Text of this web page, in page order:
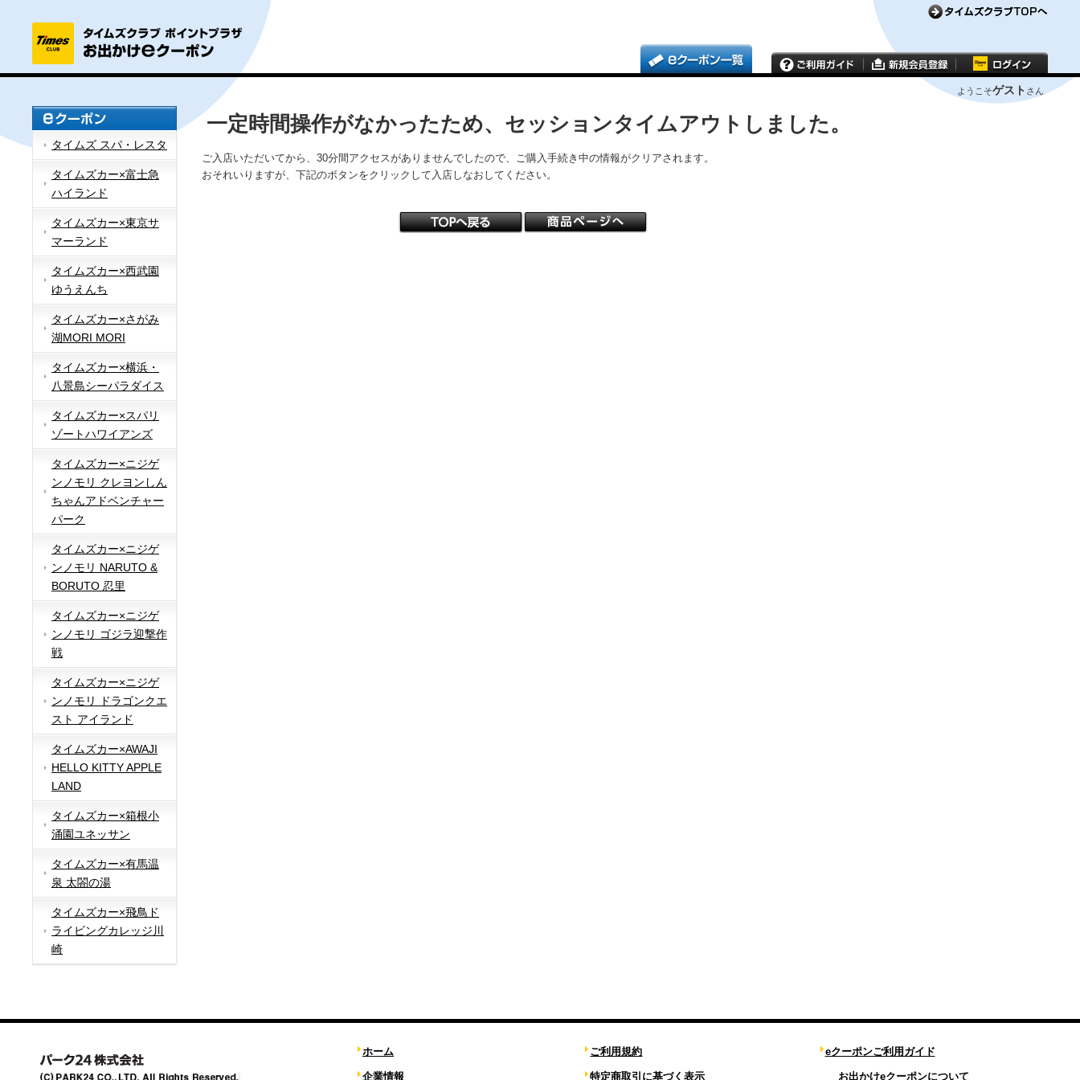
ようこそゲスト さん
タイムズ スパ・レスタ
タイムズカー×富士急
ハイランド
タイムズカー×東京サ
マーランド
タイムズカー×西武園
ゆうえんち
タイムズカー×さがみ
湖MORI MORI
タイムズカー×横浜・
八景島シーパラダイス
タイムズカー×スパリ
ゾートハワイアンズ
タイムズカー×ニジゲ
ンノモリ クレヨンしん
ちゃんアドベンチャー
パーク
タイムズカー×ニジゲ
ンノモリ NARUTO &
BORUTO 忍里
タイムズカー×ニジゲ
ンノモリ ゴジラ迎撃作
戦
タイムズカー×ニジゲ
ンノモリ ドラゴンクエ
スト アイランド
タイムズカー×AWAJI
HELLO KITTY APPLE
LAND
タイムズカー×箱根小
涌園ユネッサン
タイムズカー×有馬温
泉 太閤の湯
タイムズカー×飛鳥ド
ライビングカレッジ川
崎
一定時間操作がなかったため、セッションタイムアウトしました。
ご入店いただいてから、30分間アクセスがありませんでしたので、ご購入手続き中の情報がクリアされます。
おそれいりますが、下記のボタンをクリックして入店しなおしてください。
ホーム
企業情報
ご利用規約
特定商取引に基づく表示
eクーポンご利用ガイド
お出かけeクーポンについて